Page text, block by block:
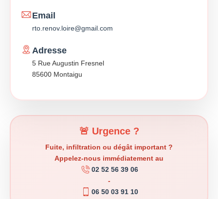
Email
rto.renov.loire@gmail.com
Adresse
5 Rue Augustin Fresnel
85600 Montaigu
🚨 Urgence ?
Fuite, infiltration ou dégât important ?
Appelez-nous immédiatement au
02 52 56 39 06
-
06 50 03 91 10